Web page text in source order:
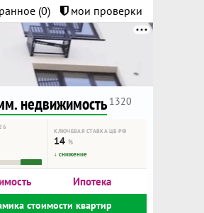
(0) мои проверки
недвижимость 1320
КЛЮЧЕВАЯ СТАВКА ЦБ РФ
14%
↓ снижение
Ипотека
стоимости квартир